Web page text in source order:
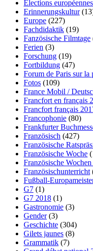
Elections
Erinnerungskultur
Europe (227)
Fachdidaktik (19)
Fanzösische Filmtage
Ferien (3)
Forschung (19)
Fortbildung (47)
Forum de Paris sur la
Fotos (109)
France Mobil /
Francfort en français
Francfort français
Francophonie (80)
Frankfurter
Französisch (427)
Französische
Französische Woche
Französische
Französischunterricht
Fußball-
G7 (1)
G7 2018 (1)
Gastronomie (3)
Gender(3)
Geschichte (304)
Gilets jaunes (8)
Grammatik (7)